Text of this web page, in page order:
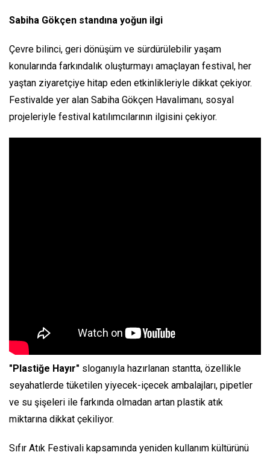
Sabiha Gökçen standına yoğun ilgi
Çevre bilinci, geri dönüşüm ve sürdürülebilir yaşam
konularında farkındalık oluşturmayı amaçlayan festival, her
yaştan ziyaretçiye hitap eden etkinlikleriyle dikkat çekiyor.
Festivalde yer alan Sabiha Gökçen Havalimanı, sosyal
projeleriyle festival katılımcılarının ilgisini çekiyor.
"Plastiğe Hayır" sloganıyla hazırlanan stantta, özellikle
seyahatlerde tüketilen yiyecek-içecek ambalajları, pipetler
ve su şişeleri ile farkında olmadan artan plastik atık
miktarına dikkat çekiliyor.
Sıfır Atık Festivali kapsamında yeniden kullanım kültürünü